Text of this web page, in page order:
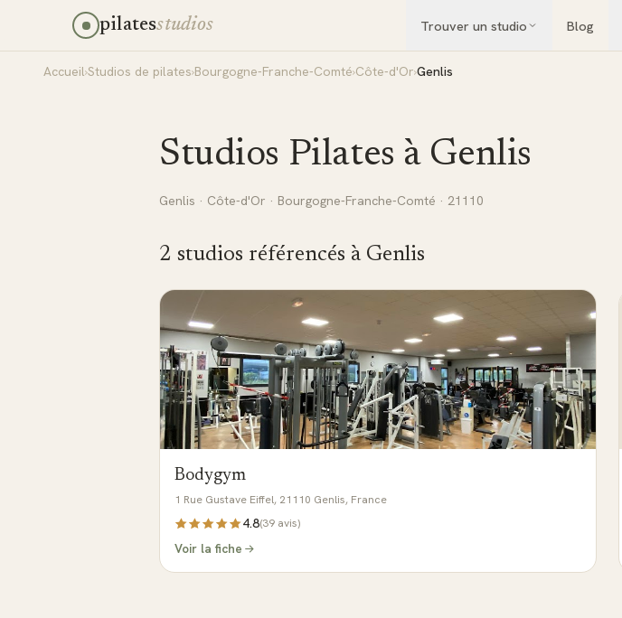
pilatesstudios Trouver un studio Blog
Accueil›Studios de pilates›Bourgogne-Franche-Comté›Côte-d'Or›Genlis
Studios Pilates à Genlis
Genlis · Côte-d'Or · Bourgogne-Franche-Comté · 21110
2 studios référencés à Genlis
Bodygym
1 Rue Gustave Eiffel, 21110 Genlis, France
4.8(39 avis)
Voir la fiche